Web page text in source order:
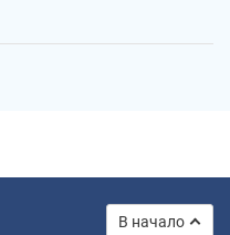
В начало